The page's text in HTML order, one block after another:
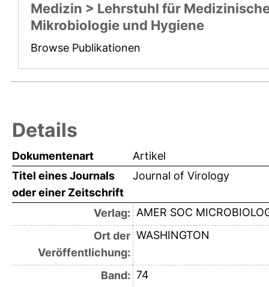
Medizin > Lehrstuhl für
Mikrobiologie und Hygiene
Browse Publikationen
Details
Dokumentenart
Artikel
Titel eines Journals
oder einer Zeitschrift
Journal of Virology
Verlag: AMER SOC
Ort der
Veröffentlichung:
WASHINGTON
Band: 74